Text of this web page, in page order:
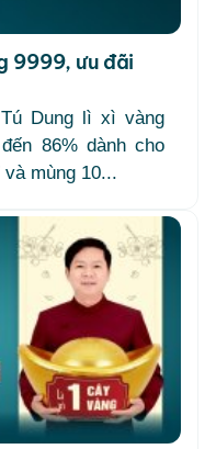
9999, ưu đãi
Dung lì xì vàng
86% dành cho
mùng 10...